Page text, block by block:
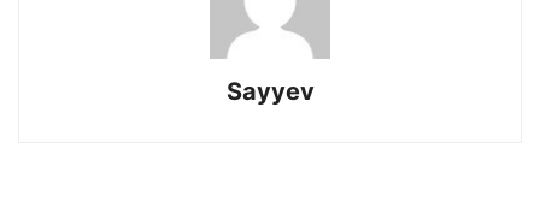
Sayyev